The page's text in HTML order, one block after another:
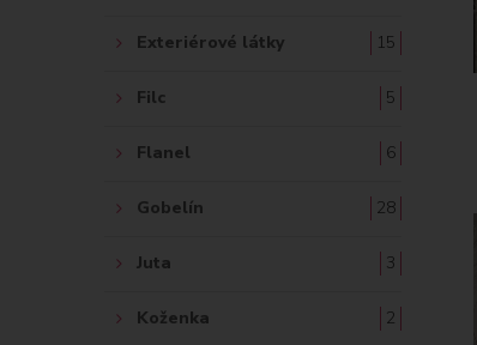
Exteriérové látky 15
Filc 5
Flanel 6
Gobelín 28
Juta 3
Koženka 2